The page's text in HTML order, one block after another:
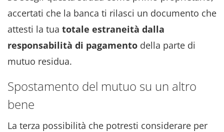
accertati che la banca ti rilasci un documento che
attesti la tua totale estraneità dalla
responsabilità di pagamento della parte di
mutuo residua.
Spostamento del mutuo su un altro
bene
La terza possibilità che potresti considerare per